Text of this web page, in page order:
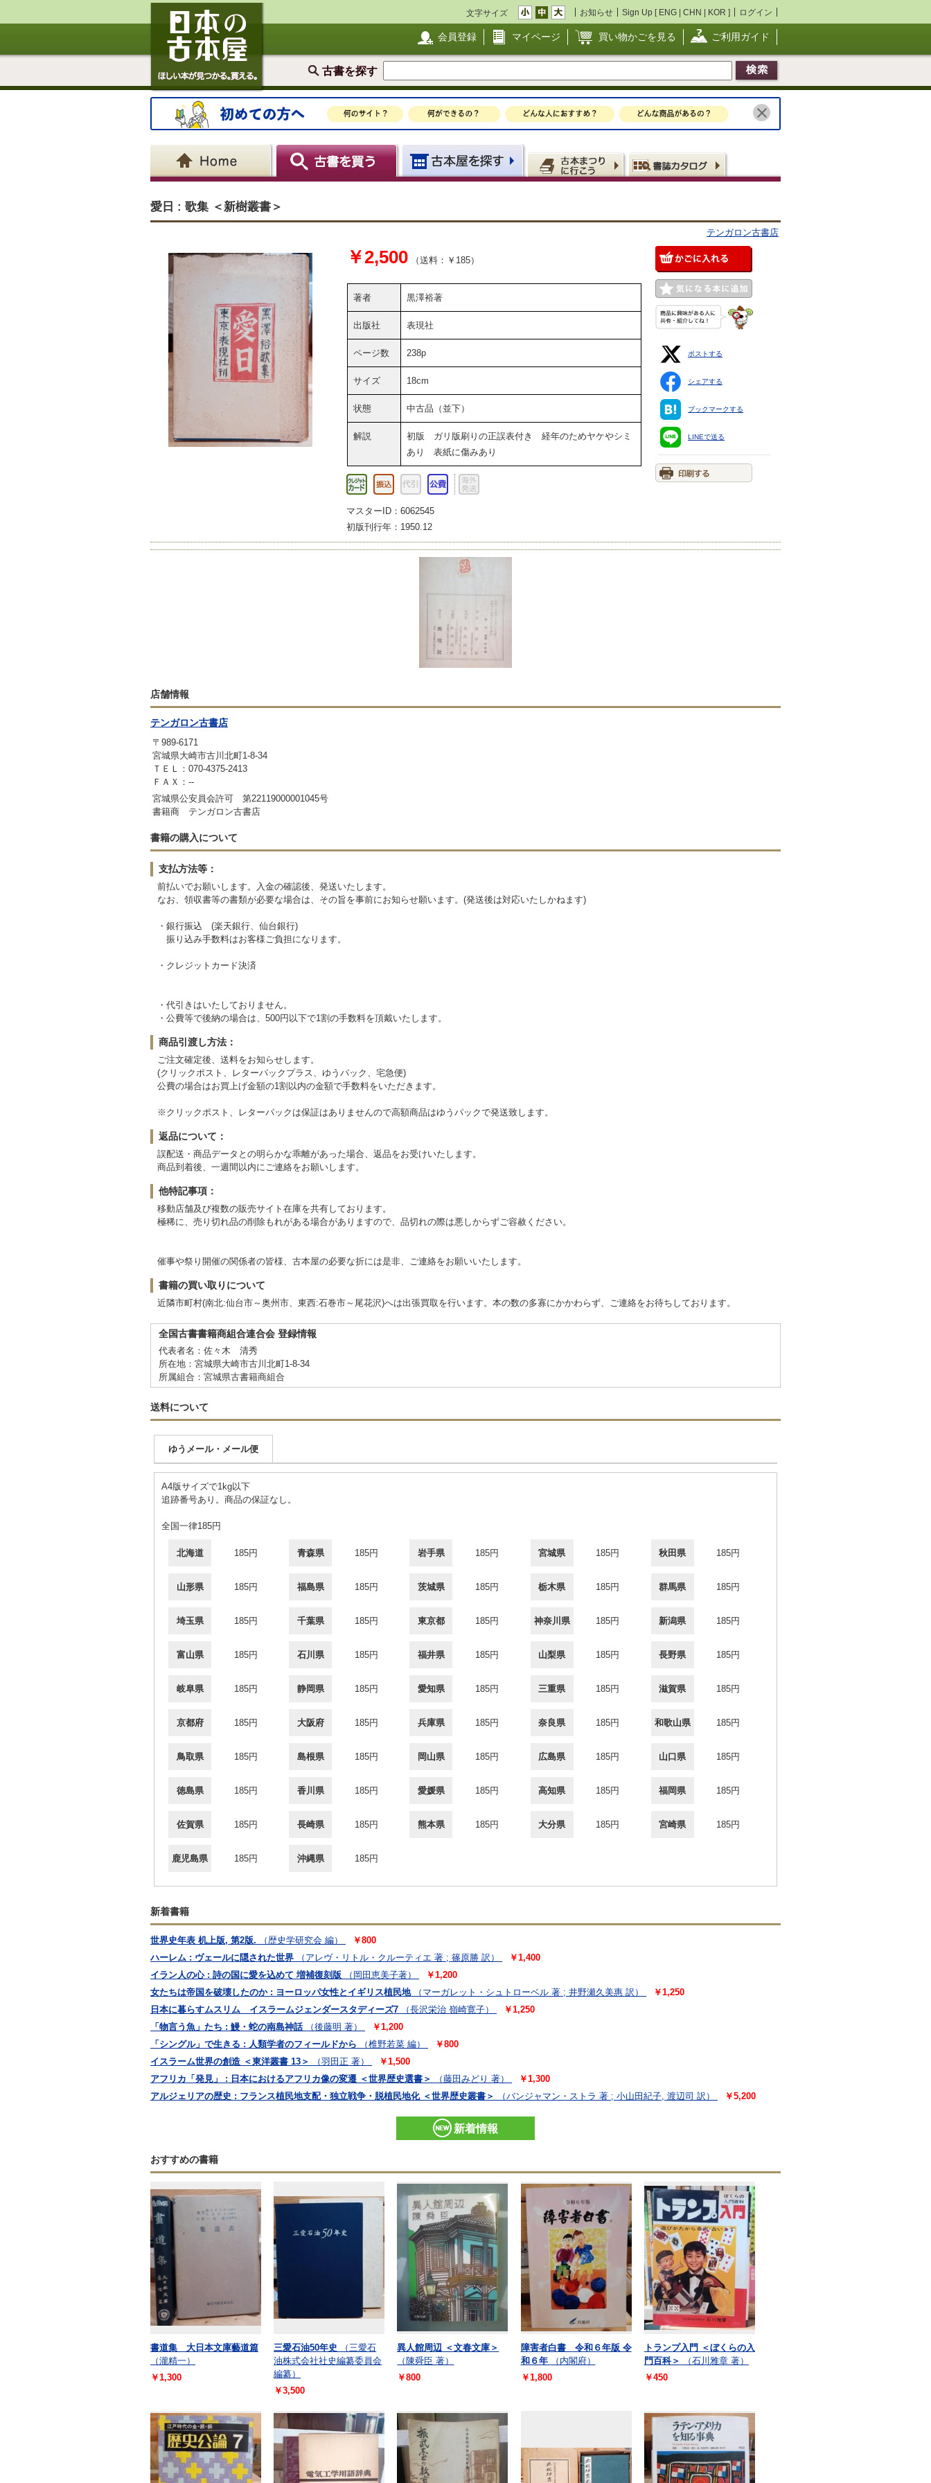
文字サイズ お知らせ Sign Up [ ENG | CHN | KOR ] ログイン
会員登録 マイページ 買い物かごを見る ご利用ガイド
古書を探す
愛日 : 歌集 ＜新樹叢書＞
テンガロン古書店
￥2,500 （送料：￥185）
著者 黒澤裕著
出版社 表現社
ページ数 238p
サイズ 18cm
状態 中古品（並下）
解説
初版 ガリ版刷りの正誤表付き 経年のためヤケやシミ
あり 表紙に傷みあり
マスターID：6062545
初版刊行年：1950.12
ポストする
シェアする
ブックマークする
LINEで送る
店舗情報
テンガロン古書店
〒989-6171
宮城県大崎市古川北町1-8-34
ＴＥＬ：070-4375-2413
ＦＡＸ：--
宮城県公安員会許可 第22119000001045号
書籍商 テンガロン古書店
書籍の購入について
支払方法等：
前払いでお願いします。入金の確認後、発送いたします。
なお、領収書等の書類が必要な場合は、その旨を事前にお知らせ願います。(発送後は対応いたしかねます)
・銀行振込 (楽天銀行、仙台銀行)
振り込み手数料はお客様ご負担になります。
・クレジットカード決済
・代引きはいたしておりません。
・公費等で後納の場合は、500円以下で1割の手数料を頂戴いたします。
商品引渡し方法：
ご注文確定後、送料をお知らせします。
(クリックポスト、レターパックプラス、ゆうパック、宅急便)
公費の場合はお買上げ金額の1割以内の金額で手数料をいただきます。
※クリックポスト、レターパックは保証はありませんので高額商品はゆうパックで発送致します。
返品について：
誤配送・商品データとの明らかな乖離があった場合、返品をお受けいたします。
商品到着後、一週間以内にご連絡をお願いします。
他特記事項：
移動店舗及び複数の販売サイト在庫を共有しております。
極稀に、売り切れ品の削除もれがある場合がありますので、品切れの際は悪しからずご容赦ください。
催事や祭り開催の関係者の皆様、古本屋の必要な折には是非、ご連絡をお願いいたします。
書籍の買い取りについて
近隣市町村(南北:仙台市～奥州市、東西:石巻市～尾花沢)へは出張買取を行います。本の数の多寡にかかわらず、ご連絡をお待ちしております。
全国古書書籍商組合連合会 登録情報
代表者名：佐々木 清秀
所在地：宮城県大崎市古川北町1-8-34
所属組合：宮城県古書籍商組合
送料について
ゆうメール・メール便
A4版サイズで1kg以下
追跡番号あり。商品の保証なし。
全国一律185円
北海道 185円 青森県 185円 岩手県 185円 宮城県 185円 秋田県 185円
山形県 185円 福島県 185円 茨城県 185円 栃木県 185円 群馬県 185円
埼玉県 185円 千葉県 185円 東京都 185円 神奈川県 185円 新潟県 185円
富山県 185円 石川県 185円 福井県 185円 山梨県 185円 長野県 185円
岐阜県 185円 静岡県 185円 愛知県 185円 三重県 185円 滋賀県 185円
京都府 185円 大阪府 185円 兵庫県 185円 奈良県 185円 和歌山県 185円
鳥取県 185円 島根県 185円 岡山県 185円 広島県 185円 山口県 185円
徳島県 185円 香川県 185円 愛媛県 185円 高知県 185円 福岡県 185円
佐賀県 185円 長崎県 185円 熊本県 185円 大分県 185円 宮崎県 185円
鹿児島県 185円 沖縄県 185円
新着書籍
世界史年表 机上版, 第2版. （歴史学研究会 編）
￥800
ハーレム : ヴェールに隠された世界
（アレヴ・リトル・クルーティエ 著 ; 篠原勝 訳）
￥1,400
イラン人の心 : 詩の国に愛を込めて 増補復刻版
（岡田恵美子著）
￥1,200
女たちは帝国を破壊したのか : ヨーロッパ女性とイギリス植民地
（マーガレット・シュトローベル 著 ; 井野瀬久美惠 訳）
￥1,250
日本に暮らすムスリム イスラームジェンダースタディーズ7
（長沢栄治 嶺崎寛子）
￥1,250
「物言う魚」たち : 鰻・蛇の南島神話
（後藤明 著）
￥1,200
「シングル」で生きる : 人類学者のフィールドから
（椎野若菜 編）
￥800
イスラーム世界の創造 ＜東洋叢書 13＞
（羽田正 著）
￥1,500
アフリカ「発見」 : 日本におけるアフリカ像の変遷 ＜世界歴史選書＞
（藤田みどり 著）
￥1,300
アルジェリアの歴史 : フランス植民地支配・独立戦争・脱植民地化 ＜世界歴史叢書＞
（バンジャマン・ストラ 著 ; 小山田紀子, 渡辺司 訳） ￥5,200
新着情報
おすすめの書籍
書道集 大日本文庫藝道篇
（瀧精一）
￥1,300
三愛石油50年史
（三愛石
油株式会社社史編纂委員会
編纂）
￥3,500
異人館周辺 ＜文春文庫＞
（陳舜臣 著）
￥800
障害者白書 令和６年版 令
和６年
（内閣府）
￥1,800
トランプ入門 ＜ぼくらの入
門百科＞
（石川雅章 著）
￥450